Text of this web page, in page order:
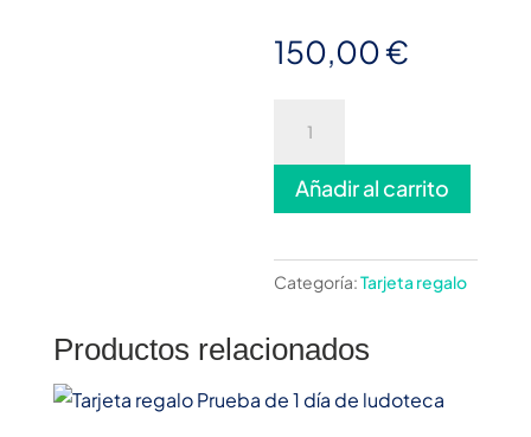
150,00€
regalo
1
semana
ludoteca
cantidad
Añadir al carrito
Categoría:Tarjeta regalo
Productos relacionados